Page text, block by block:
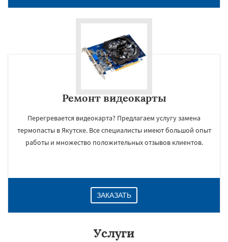
Ремонт видеокарты
Перегревается видеокарта? Предлагаем услугу замена
термопасты в Якутске. Все специалисты имеют большой опыт
работы и множество положительных отзывов клиентов.
ЗАКАЗАТЬ
Услуги
×